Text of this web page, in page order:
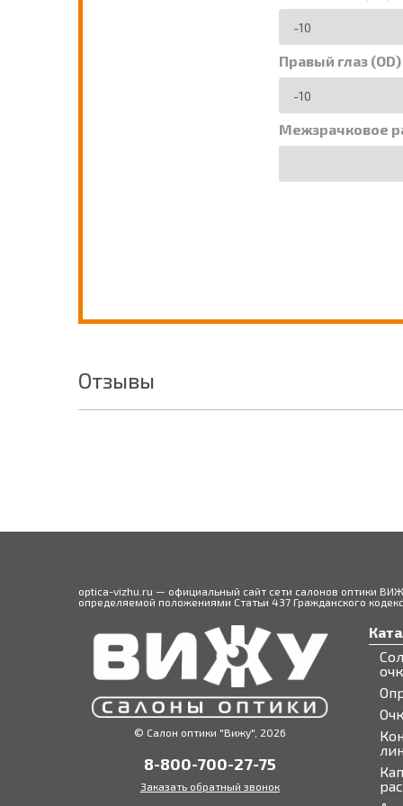
Правый глаз
Межзрачковое
Отзывы
optica-vizhu.ru — официальный сайт сети салонов оптики
определяемой положениями Статьи 437 Гражданского
© Салон оптики "Вижу", 2026
8-800-700-27-75
Заказать обратный звонок